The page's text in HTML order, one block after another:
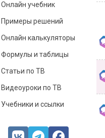
Онлайн учебник
Примеры решений
Онлайн калькуляторы
Формулы и таблицы
Статьи по ТВ
Видеоуроки по ТВ
Учебники и ссылки